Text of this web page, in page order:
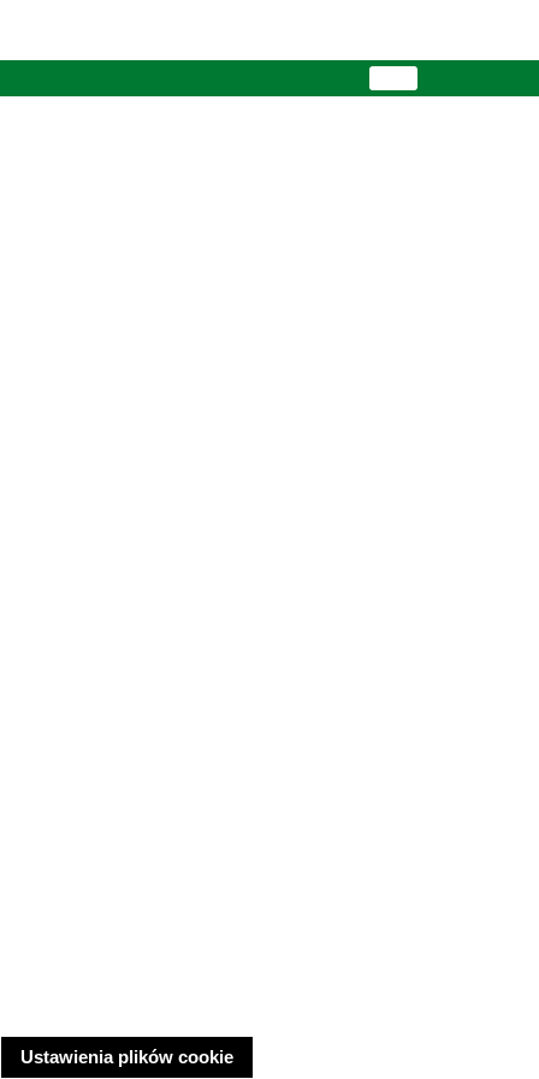
Ustawienia plików cookie